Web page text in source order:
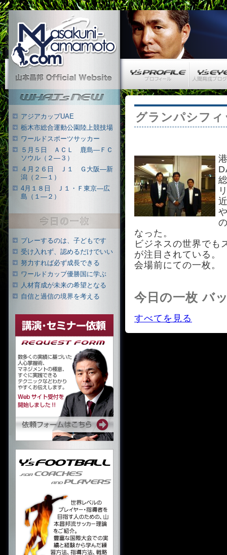
Masakuni-Yamamoto.com
山本昌邦 公式ウェブサイト
グランパシフ
なった。
ビジネスの世界でも
が注目されている。
会場前にての一枚。
今日の一枚 バ
すべてを見る
What's New
アジアカップUAE
栃木市総合運動公園陸上競技場
ワールドスポーツサッカー
５月５日 ＡＣＬ 鹿島―ＦＣ
ソウル（２―３）
４月２６日 Ｊ１ Ｇ大阪―新
潟（２―１）
4月１８日 Ｊ１・Ｆ東京―広
島（１―２）
プレーするのは、子どもです
受け入れず、認めるだけでいい
努力すれば必ず成長できる
ワールドカップ優勝国に学ぶ
人材育成が未来の希望となる
自信と過信の境界を考える